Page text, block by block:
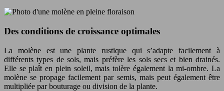
Des conditions de croissance optimales
La molène est une plante rustique qui s’adapte facilement à
différents types de sols, mais préfère les sols secs et bien drainés.
Elle se plaît en plein soleil, mais tolère également la mi-ombre. La
molène se propage facilement par semis, mais peut également être
multipliée par bouturage ou division de la plante.